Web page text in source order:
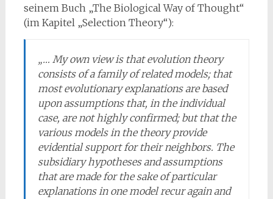
seinem Buch „The Biological Way of Thought“
(im Kapitel „Selection Theory“):
„… My own view is that evolution theory
consists of a family of related models; that
most evolutionary explanations are based
upon assumptions that, in the individual
case, are not highly confirmed; but that the
various models in the theory provide
evidential support for their neighbors. The
subsidiary hypotheses and assumptions
that are made for the sake of particular
explanations in one model recur again and